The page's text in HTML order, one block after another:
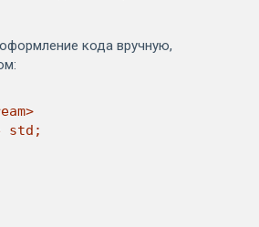
кода вручную,
std;